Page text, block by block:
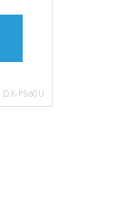
DX-PS60U